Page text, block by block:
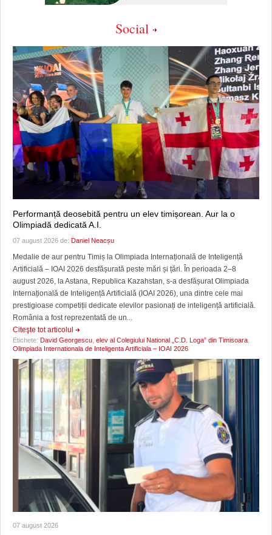
Social
Performanță deosebită pentru un elev timișorean. Aur la o
Olimpiadă dedicată A.I.
07 august 2026 de: Daniel Neacșu
Medalie de aur pentru Timiș la Olimpiada Internațională de Inteligență
Artificială – IOAI 2026 desfășurată peste mări și țări. În perioada 2–8
august 2026, la Astana, Republica Kazahstan, s-a desfășurat Olimpiada
Internațională de Inteligență Artificială (IOAI 2026), una dintre cele mai
prestigioase competiții dedicate elevilor pasionați de inteligență artificială.
România a fost reprezentată de un...
Citeşte tot articolul
Etichete: David Georgescu elev al Colegiului National „C.D. Loga” din Timisoara
Olimpiada Internationala de Inteligenta Artificiala – IOAI 2026
07 august 2026